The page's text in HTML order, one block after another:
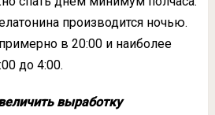
производится ночью.
в 20:00 и наиболее
до 4:00.
выработку